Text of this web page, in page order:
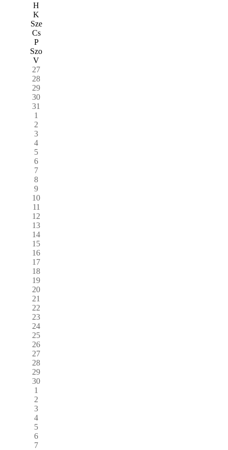
H
K
Sze
Cs
P
Szo
V
27
28
29
30
31
1
2
3
4
5
6
7
8
9
10
11
12
13
14
15
16
17
18
19
20
21
22
23
24
25
26
27
28
29
30
1
2
3
4
5
6
7